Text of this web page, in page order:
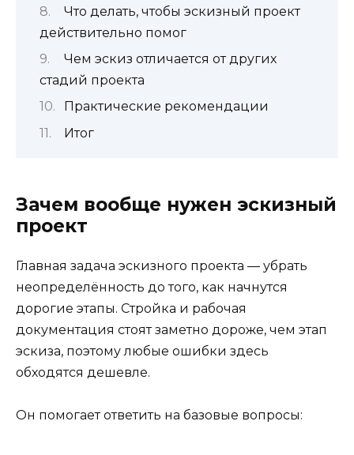
Что делать, чтобы эскизный проект
действительно помог
Чем эскиз отличается от других
стадий проекта
Практические рекомендации
Итог
Зачем вообще нужен эскизный
проект
Главная задача эскизного проекта — убрать
неопределённость до того, как начнутся
дорогие этапы. Стройка и рабочая
документация стоят заметно дороже, чем этап
эскиза, поэтому любые ошибки здесь
обходятся дешевле.
Он помогает ответить на базовые вопросы: